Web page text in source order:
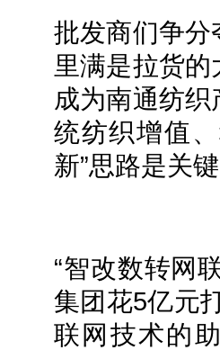
批发商们争分
里满是拉货
成为南通纺
统纺织增值
新”思路是关键
“智改数转网
集团花5亿元
联网技术的